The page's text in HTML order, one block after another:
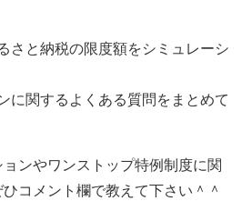
と納税の限度額をシミュレーシ
関するよくある質問をまとめて
ンやワンストップ特例制度に関
コメント欄で教えて下さい＾＾